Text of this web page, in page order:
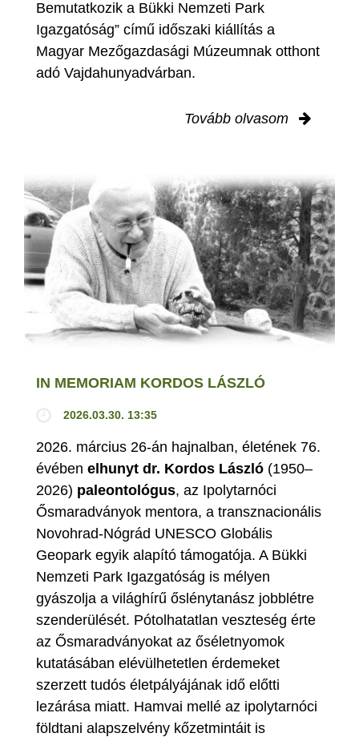
Bemutatkozik a Bükki Nemzeti Park
Igazgatóság” című időszaki kiállítás a
Magyar Mezőgazdasági Múzeumnak otthont
adó Vajdahunyadvárban.
Tovább olvasom
IN MEMORIAM KORDOS LÁSZLÓ
2026.03.30. 13:35
2026. március 26-án hajnalban, életének 76.
évében elhunyt dr. Kordos László (1950–
2026) paleontológus, az Ipolytarnóci
Ősmaradványok mentora, a transznacionális
Novohrad-Nógrád UNESCO Globális
Geopark egyik alapító támogatója. A Bükki
Nemzeti Park Igazgatóság is mélyen
gyászolja a világhírű őslénytanász jobblétre
szenderülését. Pótolhatatlan veszteség érte
az Ősmaradványokat az őséletnyomok
kutatásában elévülhetetlen érdemeket
szerzett tudós életpályájának idő előtti
lezárása miatt. Hamvai mellé az ipolytarnóci
földtani alapszelvény kőzetmintáit is